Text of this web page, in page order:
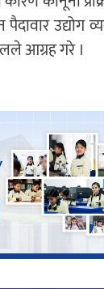
उद्योग
आग्रह गरे ।